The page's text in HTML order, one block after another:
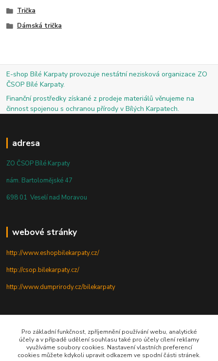
Trička
Dámská trička
E-shop Bílé Karpaty provozuje nestátní nezisková organizace ZO
ČSOP Bílé Karpaty.
Finanční prostředky získané z prodeje materiálů věnujeme na
činnost spojenou s ochranou přírody v Bílých Karpatech.
adresa
ZO ČSOP Bílé Karpaty
nám. Bartolomějské 47
698 01 Veselí nad Moravou
webové stránky
http://www.eshopbilekarpaty.cz/
http://csop.bilekarpaty.cz/
http://www.dumprirody.cz/bilekarpaty
+420 725 437 882
Pro základní funkčnost, zpříjemnění používání webu, analytické
účely a v případě udělení souhlasu také pro účely cílení reklamy
využíváme soubory cookies. Nastavení vlastních preferencí
cookies můžete kdykoli upravit odkazem ve spodní části stránek.